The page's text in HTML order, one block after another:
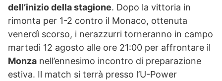
dell’inizio della stagione. Dopo la vittoria in
rimonta per 1-2 contro il Monaco, ottenuta
venerdì scorso, i nerazzurri torneranno in campo
martedì 12 agosto alle ore 21:00 per affrontare il
Monza nell’ennesimo incontro di preparazione
estiva. Il match si terrà presso l’U-Power